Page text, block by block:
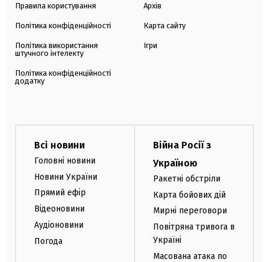
Правила користування
Політика конфіденційності
Політика використання
штучного інтелекту
Політика конфіденційності
додатку
Архів
Карта сайту
Ігри
Всі новини
Головні новини
Новини України
Прямий ефір
Відеоновини
Аудіоновини
Погода
Війна Росії з
Україною
Ракетні обстріли
Карта бойових дій
Мирні переговори
Повітряна тривога в
Україні
Масована атака по